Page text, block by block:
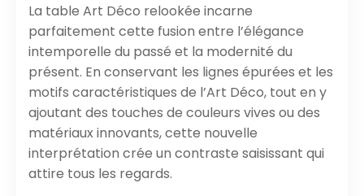
La table Art Déco relookée incarne
parfaitement cette fusion entre l’élégance
intemporelle du passé et la modernité du
présent. En conservant les lignes épurées et les
motifs caractéristiques de l’Art Déco, tout en y
ajoutant des touches de couleurs vives ou des
matériaux innovants, cette nouvelle
interprétation crée un contraste saisissant qui
attire tous les regards.